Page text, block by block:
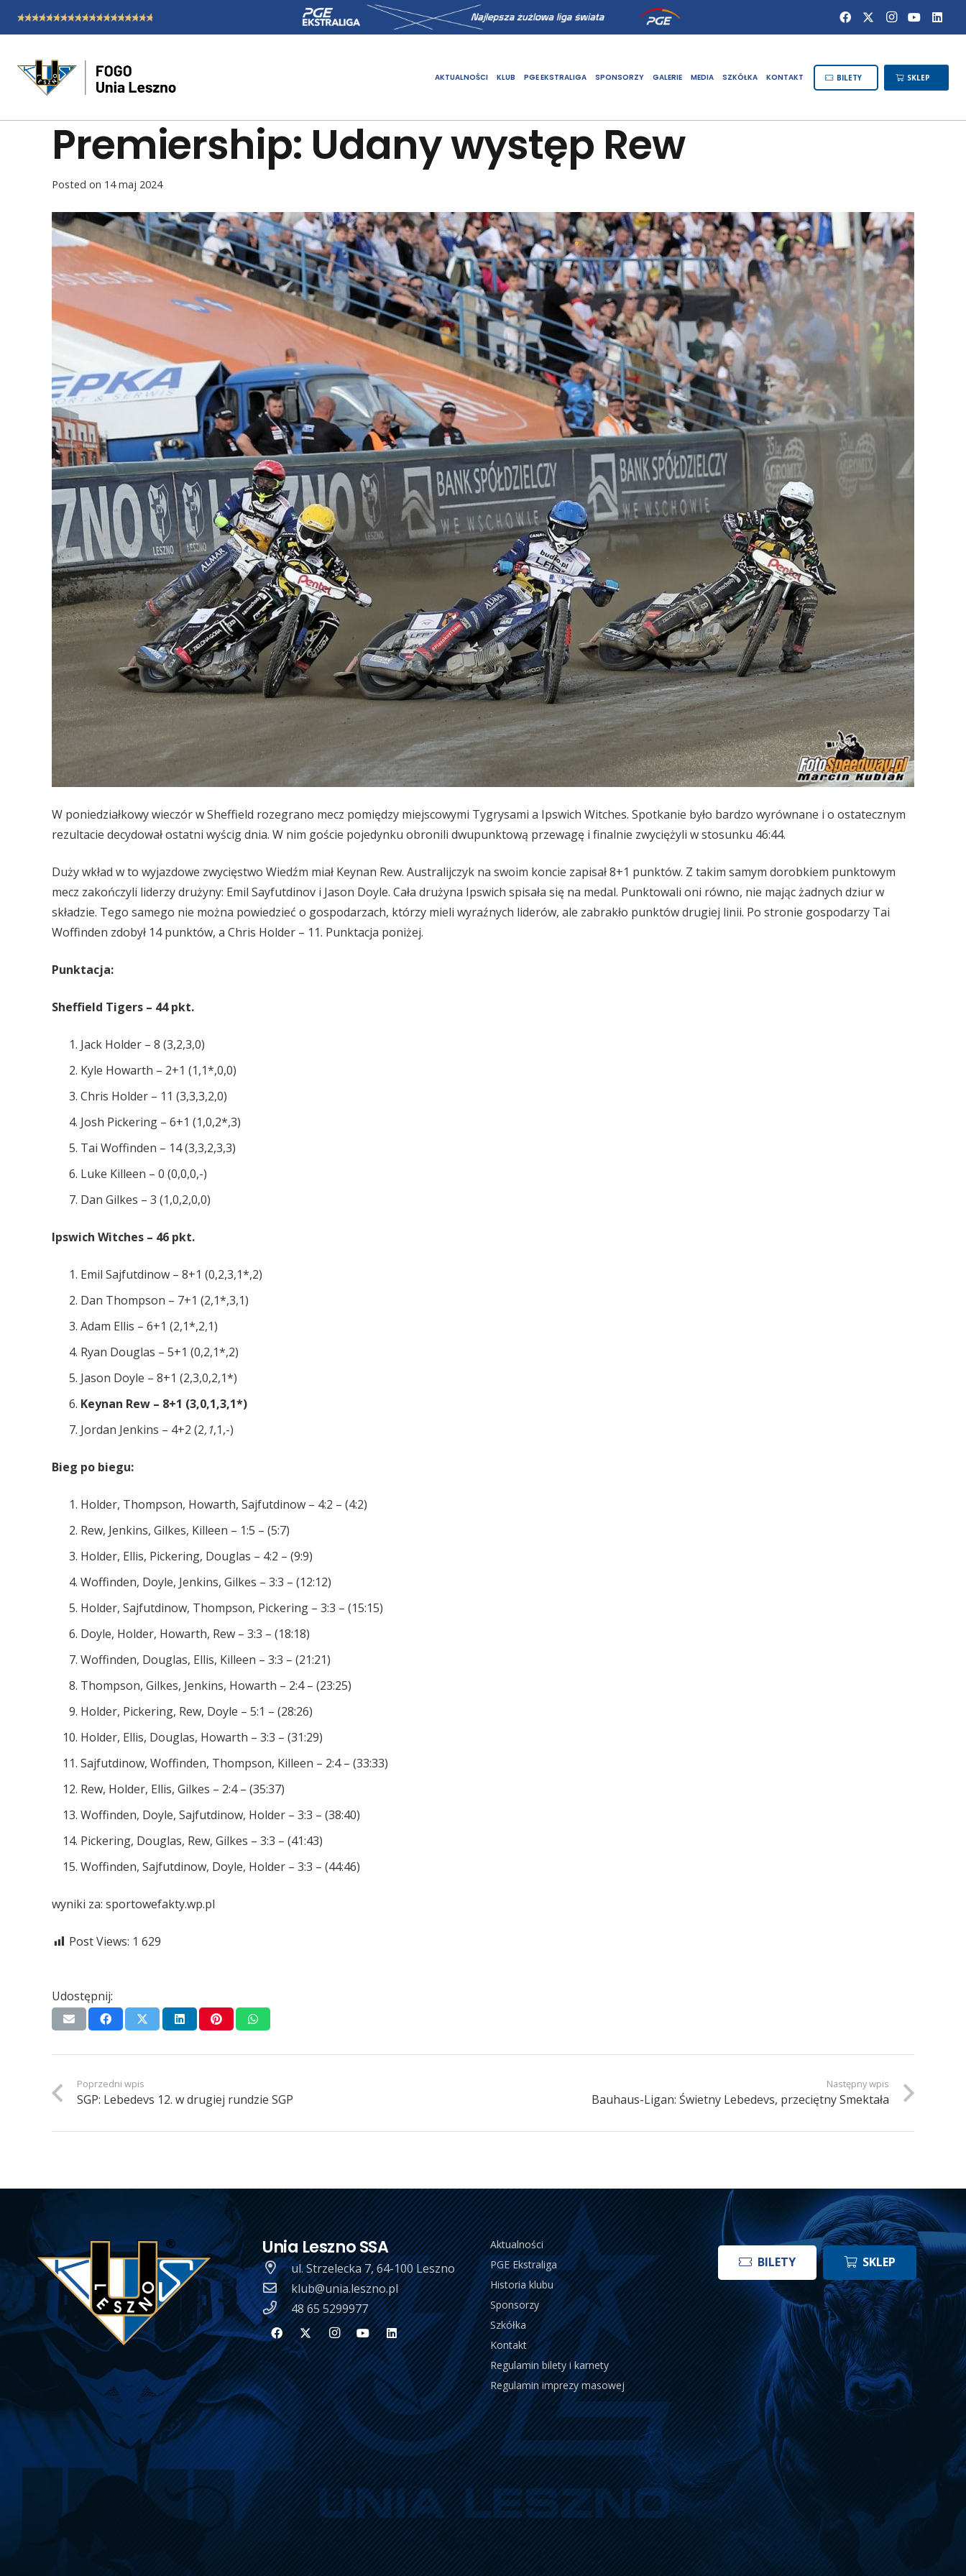
AKTUALNOŚCI KLUB PGE EKSTRALIGA SPONSORZY GALERIE MEDIA SZKÓŁKA KONTAKT BILETY SKLEP
Premiership: Udany występ Rew
Posted on 14 maj 2024
W poniedziałkowy wieczór w Sheffield rozegrano mecz pomiędzy miejscowymi Tygrysami a Ipswich Witches. Spotkanie było bardzo wyrównane i o ostatecznym
rezultacie decydował ostatni wyścig dnia. W nim goście pojedynku obronili dwupunktową przewagę i finalnie zwyciężyli w stosunku 46:44.
Duży wkład w to wyjazdowe zwycięstwo Wiedźm miał Keynan Rew. Australijczyk na swoim koncie zapisał 8+1 punktów. Z takim samym dorobkiem punktowym
mecz zakończyli liderzy drużyny: Emil Sayfutdinov i Jason Doyle. Cała drużyna Ipswich spisała się na medal. Punktowali oni równo, nie mając żadnych dziur w
składzie. Tego samego nie można powiedzieć o gospodarzach, którzy mieli wyraźnych liderów, ale zabrakło punktów drugiej linii. Po stronie gospodarzy Tai
Woffinden zdobył 14 punktów, a Chris Holder – 11. Punktacja poniżej.
Punktacja:
Sheffield Tigers – 44 pkt.
Jack Holder – 8 (3,2,3,0)
Kyle Howarth – 2+1 (1,1*,0,0)
Chris Holder – 11 (3,3,3,2,0)
Josh Pickering – 6+1 (1,0,2*,3)
Tai Woffinden – 14 (3,3,2,3,3)
Luke Killeen – 0 (0,0,0,-)
Dan Gilkes – 3 (1,0,2,0,0)
Ipswich Witches – 46 pkt.
Emil Sajfutdinow – 8+1 (0,2,3,1*,2)
Dan Thompson – 7+1 (2,1*,3,1)
Adam Ellis – 6+1 (2,1*,2,1)
Ryan Douglas – 5+1 (0,2,1*,2)
Jason Doyle – 8+1 (2,3,0,2,1*)
Keynan Rew – 8+1 (3,0,1,3,1*)
Jordan Jenkins – 4+2 (2,1,1,-)
Bieg po biegu:
Holder, Thompson, Howarth, Sajfutdinow – 4:2 – (4:2)
Rew, Jenkins, Gilkes, Killeen – 1:5 – (5:7)
Holder, Ellis, Pickering, Douglas – 4:2 – (9:9)
Woffinden, Doyle, Jenkins, Gilkes – 3:3 – (12:12)
Holder, Sajfutdinow, Thompson, Pickering – 3:3 – (15:15)
Doyle, Holder, Howarth, Rew – 3:3 – (18:18)
Woffinden, Douglas, Ellis, Killeen – 3:3 – (21:21)
Thompson, Gilkes, Jenkins, Howarth – 2:4 – (23:25)
Holder, Pickering, Rew, Doyle – 5:1 – (28:26)
Holder, Ellis, Douglas, Howarth – 3:3 – (31:29)
Sajfutdinow, Woffinden, Thompson, Killeen – 2:4 – (33:33)
Rew, Holder, Ellis, Gilkes – 2:4 – (35:37)
Woffinden, Doyle, Sajfutdinow, Holder – 3:3 – (38:40)
Pickering, Douglas, Rew, Gilkes – 3:3 – (41:43)
Woffinden, Sajfutdinow, Doyle, Holder – 3:3 – (44:46)
wyniki za: sportowefakty.wp.pl
Post Views: 1 629
Udostępnij:
Poprzedni wpis
SGP: Lebedevs 12. w drugiej rundzie SGP
Następny wpis
Bauhaus-Ligan: Świetny Lebedevs, przeciętny Smektała
Unia Leszno SSA
ul. Strzelecka 7, 64-100 Leszno
klub@unia.leszno.pl
48 65 5299977
Aktualności
PGE Ekstraliga
Historia klubu
Sponsorzy
Szkółka
Kontakt
Regulamin bilety i karnety
Regulamin imprezy masowej
BILETY SKLEP